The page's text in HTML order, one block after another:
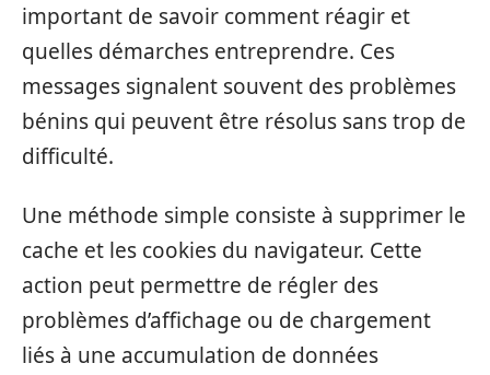
important de savoir comment réagir et
quelles démarches entreprendre. Ces
messages signalent souvent des problèmes
bénins qui peuvent être résolus sans trop de
difficulté.
Une méthode simple consiste à supprimer le
cache et les cookies du navigateur. Cette
action peut permettre de régler des
problèmes d’affichage ou de chargement
liés à une accumulation de données